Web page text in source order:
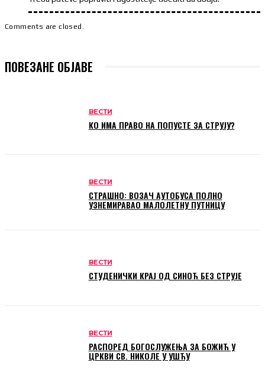
Comments are closed.
ПОВЕЗАНЕ ОБЈАВЕ
ВЕСТИ
КО ИМА ПРАВО НА ПОПУСТЕ ЗА СТРУЈУ?
ВЕСТИ
СТРАШНО: ВОЗАЧ АУТОБУСА ПОЛНО
УЗНЕМИРАВАО МАЛОЛЕТНУ ПУТНИЦУ
ВЕСТИ
СТУДЕНИЧКИ КРАЈ ОД СИНОЋ БЕЗ СТРУЈЕ
ВЕСТИ
РАСПОРЕД БОГОСЛУЖЕЊА ЗА БОЖИЋ У
ЦРКВИ СВ. НИКОЛЕ У УШЋУ